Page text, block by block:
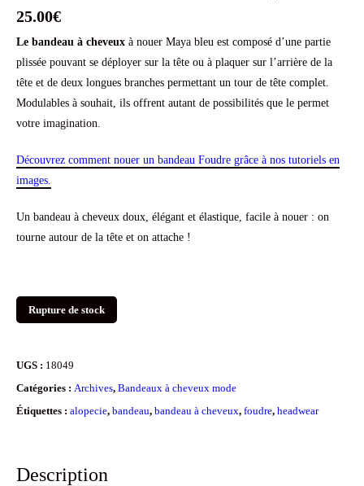
25.00€
Le bandeau à cheveux à nouer Maya bleu est composé d’une partie
plissée pouvant se déployer sur la tête ou à plaquer sur l’arrière de la
tête et de deux longues branches permettant un tour de tête complet.
Modulables à souhait, ils offrent autant de possibilités que le permet
votre imagination.
Découvrez comment nouer un bandeau Foudre grâce à nos tutoriels en
images.
Un bandeau à cheveux doux, élégant et élastique, facile à nouer : on
tourne autour de la tête et on attache !
Rupture de stock
UGS : 18049
Catégories : Archives, Bandeaux à cheveux mode
Étiquettes : alopecie, bandeau, bandeau à cheveux, foudre, headwear
Description